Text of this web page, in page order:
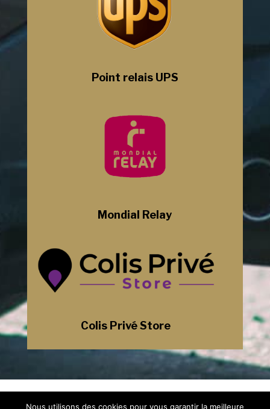
Point relais UPS
Mondial Relay
Colis Privé Store
Nous utilisons des cookies pour vous garantir la meilleure